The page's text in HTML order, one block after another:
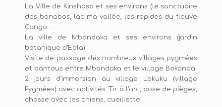
La Ville de Kinshasa et ses environs (le sanctuaire
des bonobos, lac ma vallée, les rapides du fleuve
Congo….
La ville de Mbandaka et ses environs (jardin
botanique d’Eala)
Visite de passage des nombreux villages pygmées
et bantous entre Mbandaka et le village Bokonda.
2 jours d’immersion au village Lokuku (village
Pygmées) avec activités :Tir à l’arc, pose de pièges,
chasse avec les chiens, cueillette.